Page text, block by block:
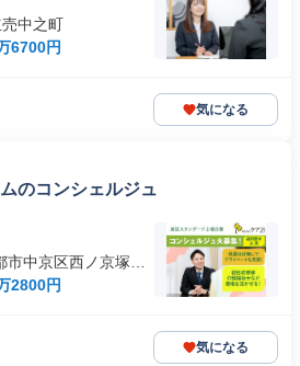
中之町
6700円
気になる
のコンシェルジュ
中京区西ノ京塚本
2800円
気になる